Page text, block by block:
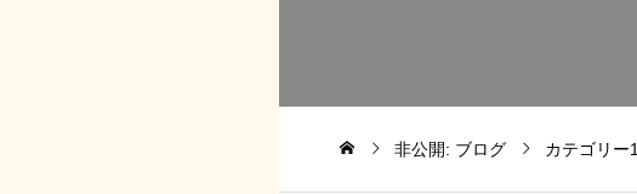
非公開: ブログ カテゴリー1